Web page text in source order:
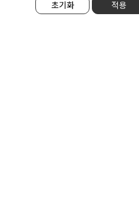
바이스페라 스피드